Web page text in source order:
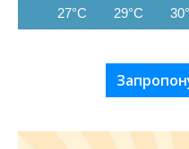
27°C 29°C